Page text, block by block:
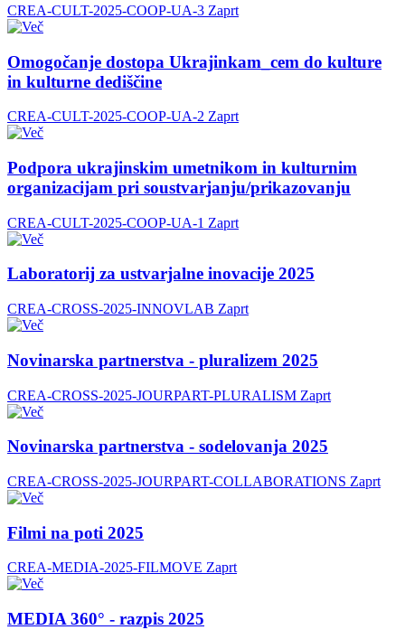
CREA-CULT-2025-COOP-UA-3 Zaprt
Omogočanje dostopa Ukrajinkam_cem do kulture
in kulturne dediščine
CREA-CULT-2025-COOP-UA-2 Zaprt
Podpora ukrajinskim umetnikom in kulturnim
organizacijam pri soustvarjanju/prikazovanju
CREA-CULT-2025-COOP-UA-1 Zaprt
Laboratorij za ustvarjalne inovacije 2025
CREA-CROSS-2025-INNOVLAB Zaprt
Novinarska partnerstva - pluralizem 2025
CREA-CROSS-2025-JOURPART-PLURALISM Zaprt
Novinarska partnerstva - sodelovanja 2025
CREA-CROSS-2025-JOURPART-COLLABORATIONS Zaprt
Filmi na poti 2025
CREA-MEDIA-2025-FILMOVE Zaprt
MEDIA 360° - razpis 2025